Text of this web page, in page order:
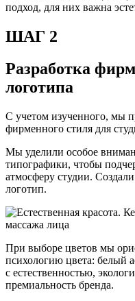
подход, для них важна
ШАГ 2
Разработка
логотипа
С учетом изученного, мы
фирменного стиля для
Мы уделили особое
типографики, чтобы
атмосферу студии.
логотип.
При выборе цветов мы
психологию цвета: белый
с естественностью,
премиальность бренда.